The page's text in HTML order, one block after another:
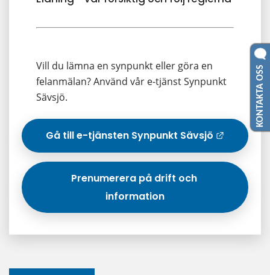
Vill du lämna en synpunkt eller göra en
felanmälan? Använd vår e-tjänst Synpunkt
Sävsjö.
Gå till e-tjänsten Synpunkt Sävsjö
Prenumerera på drift och
information
KONTAKTA OSS